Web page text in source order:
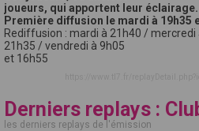
joueurs, qui apportent leur éclairage.
Première diffusion le mardi à 19h35
Rediffusion : mardi à 21h40 /
21h35 / vendredi à 9h05
et 16h55
Derniers replays :
les derniers replays de l'émission